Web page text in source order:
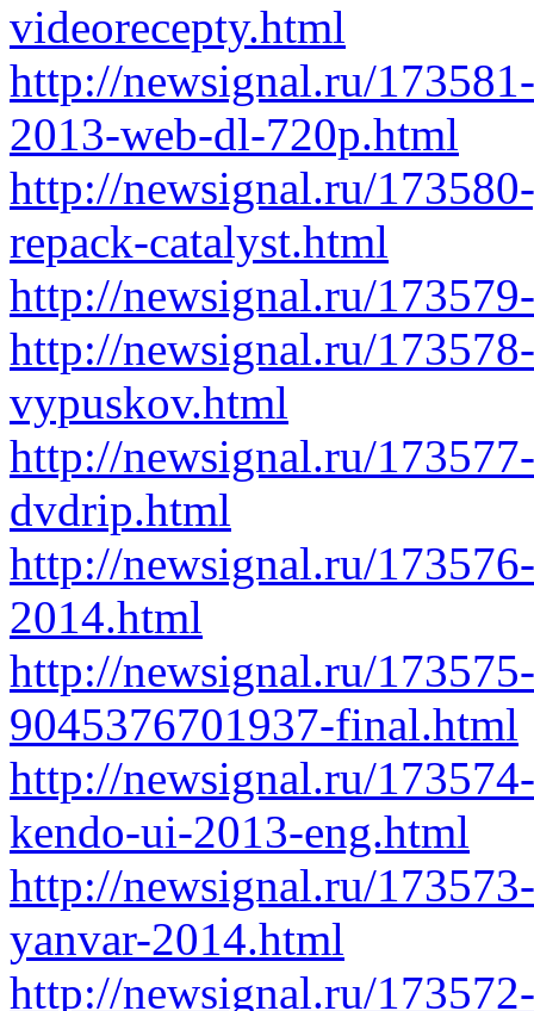
videorecepty.html
http://newsignal.ru/
2013-web-dl-720p.html
http://newsignal.ru/
repack-catalyst.html
http://newsignal.ru/
http://newsignal.ru/
vypuskov.html
http://newsignal.ru/
dvdrip.html
http://newsignal.ru/
2014.html
http://newsignal.ru/
9045376701937-final.html
http://newsignal.ru/
kendo-ui-2013-eng.html
http://newsignal.ru/
yanvar-2014.html
http://newsignal.ru/